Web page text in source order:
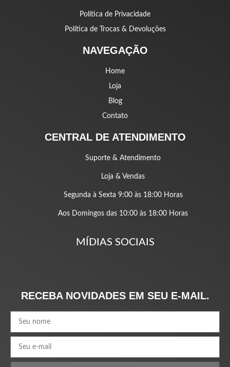
Política de Privacidade
Política de Trocas & Devoluções
NAVEGAÇÃO
Home
Loja
Blog
Contato
CENTRAL DE ATENDIMENTO
Suporte & Atendimento
Loja & Vendas
Segunda à Sexta 9:00 às 18:00 Horas
Aos Domingos das 10:00 às 18:00 Horas
MÍDIAS SOCIAIS
RECEBA NOVIDADES EM SEU E-MAIL.